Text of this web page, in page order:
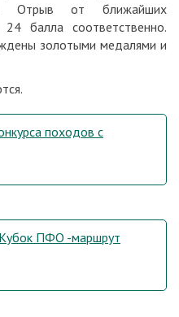
Отрыв от ближайших
балла соответственно.
золотыми медалями и
походов с
ПФО -маршрут